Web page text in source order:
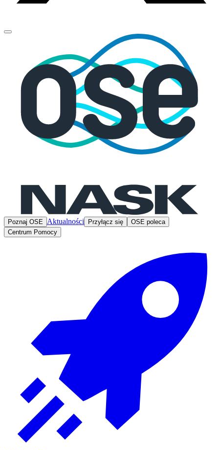
Poznaj OSE Aktualności Przyłącz się
OSE poleca
Centrum Pomocy